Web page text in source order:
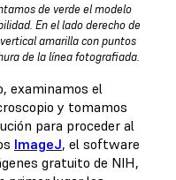
de verde el modelo
En el lado derecho de
amarilla con puntos
de la línea fotografiada.
examinamos el
y tomamos
para proceder al
ImageJ, el software
gratuito de NIH,